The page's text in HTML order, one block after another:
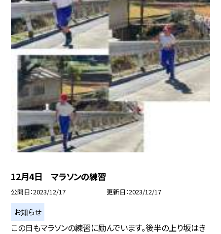
12月4日 マラソンの練習
公開日 2023/12/17 更新日 2023/12/17
お知らせ
この日もマラソンの練習に励んでいます。後半の上り坂はき